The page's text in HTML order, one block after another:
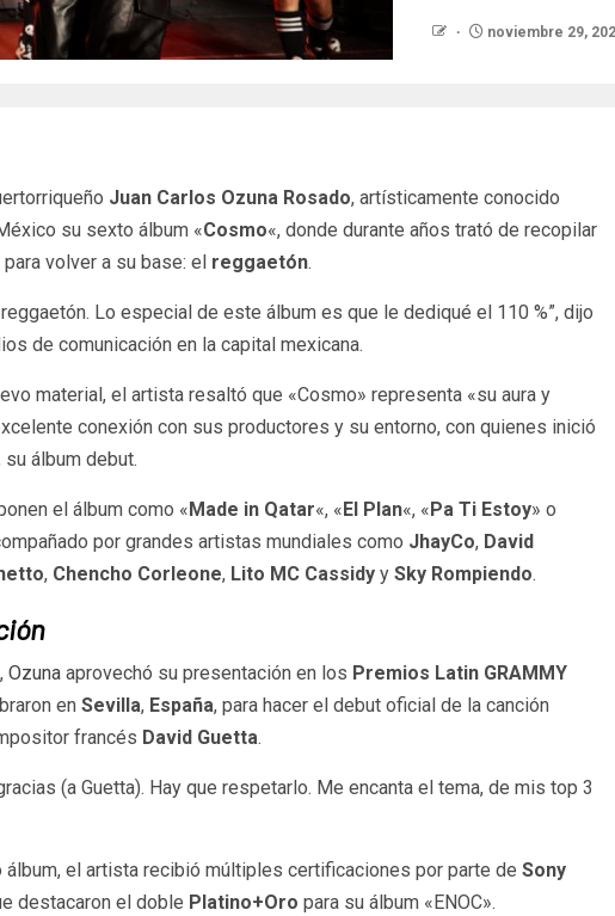
noviembre 29,
Juan Carlos Ozuna Rosado, artísticamente conocido
su sexto álbum «Cosmo«, donde durante años trató de recopilar
volver a su base: el reggaetón.
reggaetón. Lo especial de este álbum es que le dediqué el 110 %”, dijo
de comunicación en la capital mexicana.
material, el artista resaltó que «Cosmo» representa «su aura y
conexión con sus productores y su entorno, con quienes inició
su álbum debut.
el álbum como «Made in Qatar«, «El Plan«, «Pa Ti Estoy» o
por grandes artistas mundiales como JhayCo, David
, Chencho Corleone, Lito MC Cassidy ySky Rompiendo.
Ozuna aprovechó su presentación en los Premios Latin GRAMMY
en Sevilla,España, para hacer el debut oficial de la canción
francés David Guetta.
(a Guetta). Hay que respetarlo. Me encanta el tema, de mis top 3
álbum, el artista recibió múltiples certificaciones por parte de Sony
destacaron el doble Platino+Oro para su álbum «ENOC».